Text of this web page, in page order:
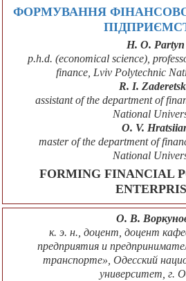
ФОРМУВАННЯ
H. O. Partyn
p.h.d. (economical science),
finance, Lviv Polytechnic
R. I.
assistant of the department of
National
O. V.
master of the department of
National
FORMING FINANCIAL
О. В.
к. э. н., доцент, доцент
предприятия и
транспорте», Одесский
университет, г.